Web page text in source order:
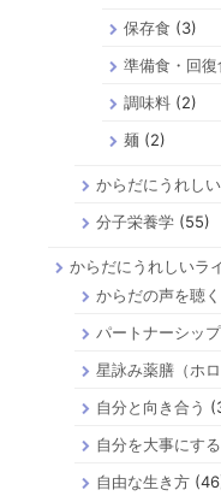
保存食 (3)
準備食・回復
調味料(2)
麺 (2)
からだにうれし
分子栄養学 (55)
からだにうれしいラ
からだの声を聴く
パートナーシップ
星詠み薬膳（ホ
自分と向き合う
自分を大事にする
自由な生き方